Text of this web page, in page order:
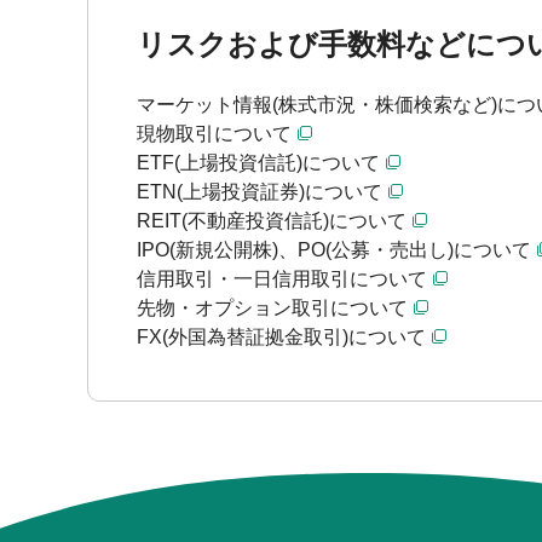
リスクおよび手数料などにつ
マーケット情報(株式市況・株価検索など)につ
現物取引について
ETF(上場投資信託)について
ETN(上場投資証券)について
REIT(不動産投資信託)について
IPO(新規公開株)、PO(公募・売出し)について
信用取引・一日信用取引について
先物・オプション取引について
FX(外国為替証拠金取引)について